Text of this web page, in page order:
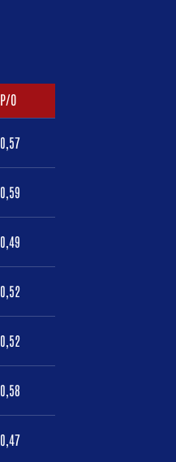
P/O
0,57
0,59
0,49
0,52
0,52
0,58
0,47